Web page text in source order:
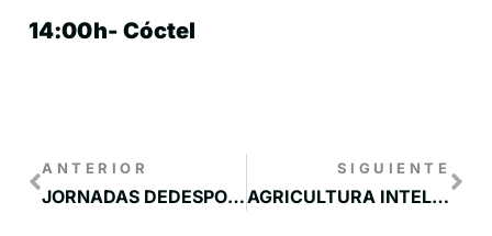
14:00h- Cóctel
ANTERIOR
JORNADAS DEDESPOBLAMIENTO Y RELEVO GENERACIONAL
SIGUIENTE
AGRICULTURA INTELIGENTE: TECNOLOGÍA APLICADA A LOS CULTIVOS